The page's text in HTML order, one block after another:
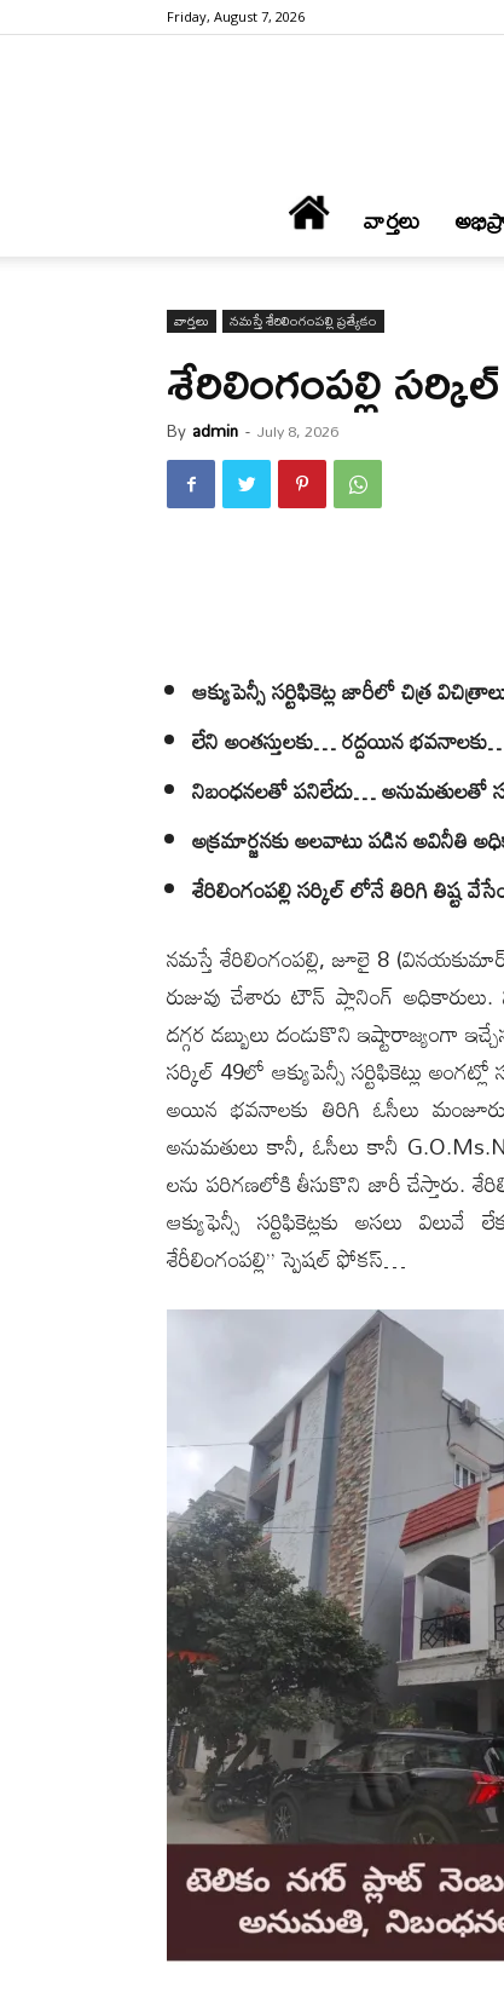
Friday, August 7, 2026
వార్త‌లు
వార్త‌లు న‌మ‌స్తే శేరిలింగంప‌ల్లి ప్ర‌త్యేకం
శేరిలింగంపల్లి
By admin - July 8, 2026
ఆక్యుపెన్సీ సర్టిఫికెట్ల జారీలో చిత్ర
లేని అంతస్తులకు… రద్దయిన
నిబంధనలతో పనిలేదు… అనుమతులతో
అక్రమార్జనకు అలవాటు పడిన అవినీతి
శేరిలింగంపల్లి సర్కిల్ లోనే తిరిగి తిష్ట
న‌మ‌స్తే శేరిలింగంప‌ల్లి, జూలై 8
రుజువు చేశారు టౌన్ ప్లానింగ్
దగ్గర డబ్బులు దండుకొని ఇష్టారాజ్యంగా
సర్కిల్ 49లో ఆక్యుపెన్సీ సర్టిఫికెట్లు
అయిన భవనాలకు తిరిగి ఓసీలు
అనుమతులు కానీ, ఓసీలు కానీ
లను పరిగణలోకి తీసుకొని జారీ చేస్తారు.
ఆక్యుఫెన్సీ సర్టిఫికెట్లకు అసలు
శేరీలింగంపల్లి” స్పెషల్ ఫోకస్…